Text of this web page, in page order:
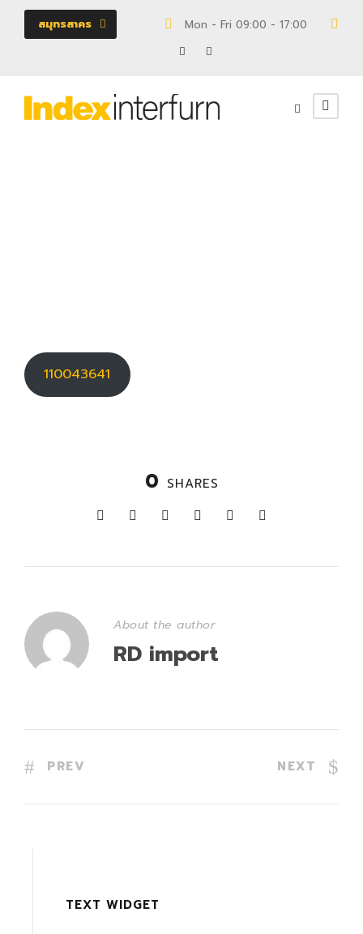
สมุทรสาคร Mon - Fri 09:00 - 17:00
110043641
0 SHARES
About the author
RD import
PREV NEXT
TEXT WIDGET